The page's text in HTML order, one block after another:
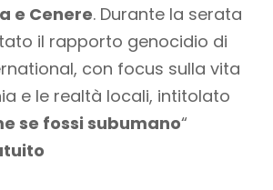
e Cenere. Durante la serata
il rapporto genocidio di
con focus sulla vita
e le realtà locali, intitolato
se fossi subumano“